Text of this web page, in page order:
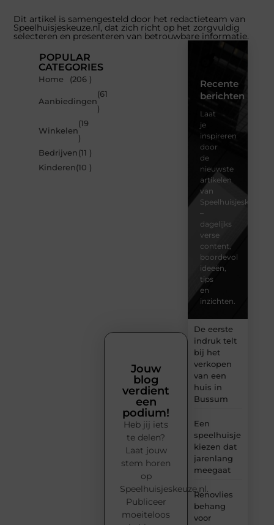
Dit artikel is samengesteld door het redactieteam van
Speelhuisjeskeuze.nl, dat zich richt op het zorgvuldig
selecteren en presenteren van betrouwbare informatie.
POPULAR
CATEGORIES
Home (206 )
Aanbiedingen
(61
)
Winkelen
(19
)
Bedrijven (11 )
Kinderen(10 )
Recente
berichten
Laat
je
inspireren
door
de
nieuwste
artikelen
van
Speelhuisjeskeuze.nl
–
dagelijks
verse
content,
boordevol
ideeën,
tips
en
inzichten.
De eerste
indruk telt
bij het
verkopen
van een
huis in
Bussum
Een
speelhuisje
kiezen dat
jarenlang
meegaat
Renovlies
behang
voor
Jouw
blog
verdient
een
podium!
Heb jij iets
te delen?
Laat jouw
stem horen
op
Speelhuisjeskeuze.nl.
Publiceer
moeiteloos